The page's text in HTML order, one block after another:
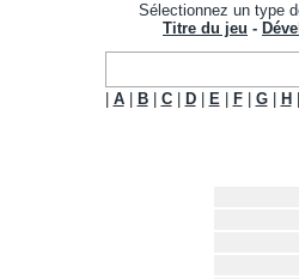
Sélectionnez un type
Titre du jeu -
A| B| C| D| E| F| G| H